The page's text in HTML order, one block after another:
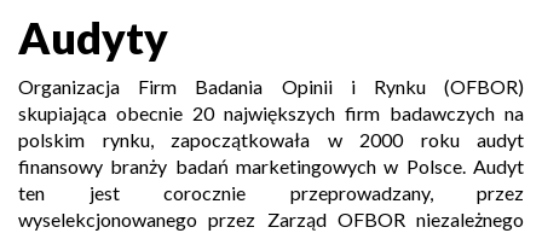
Audyty
Organizacja Firm Badania Opinii i Rynku (OFBOR)
skupiająca obecnie 20 największych firm badawczych na
polskim rynku, zapoczątkowała w 2000 roku audyt
finansowy branży badań marketingowych w Polsce. Audyt
ten jest corocznie przeprowadzany, przez
wyselekcjonowanego przez Zarząd OFBOR niezależnego